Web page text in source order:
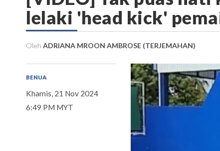
lelaki 'head kick'
Oleh ADRIANA MROON AMBROSE (TERJEMAHAN)
BENUA
Khamis, 21 Nov 2024
6:49 PM MYT